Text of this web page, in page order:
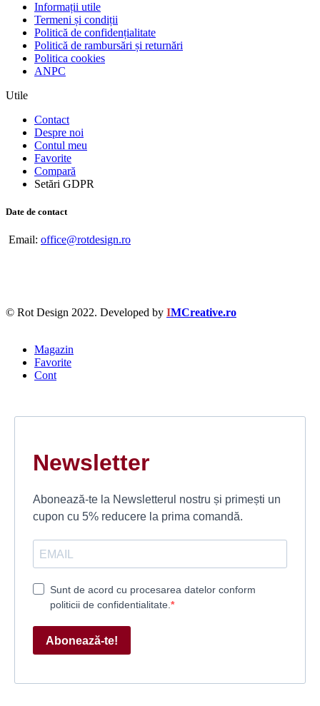
Informații utile
Termeni și condiții
Politică de confidențialitate
Politică de rambursări și returnări
Politica cookies
ANPC
Utile
Contact
Despre noi
Contul meu
Favorite
Compară
Setări GDPR
Date de contact
Email: office@rotdesign.ro
© Rot Design 2022. Developed by IMCreative.ro
Magazin
Favorite
Cont
Newsletter
Abonează-te la Newsletterul nostru și primești un
cupon cu 5% reducere la prima comandă.
Sunt de acord cu procesarea datelor conform
politicii de confidentialitate.
Abonează-te!